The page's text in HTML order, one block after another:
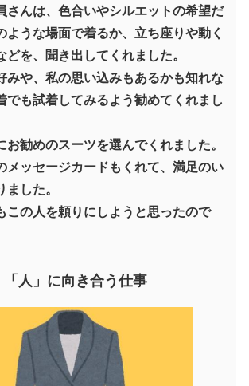
さんは、色合いやシルエットの希望だ
ような場面で着るか、立ち座りや動く
どを、聞き出してくれました。
みや、私の思い込みもあるかも知れな
でも試着してみるよう勧めてくれまし
お勧めのスーツを選んでくれました。
メッセージカードもくれて、満足のい
した。
この人を頼りにしようと思ったので
人」に向き合う仕事